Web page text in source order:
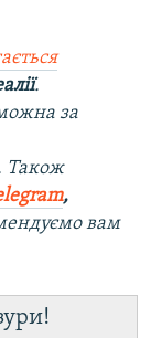
.
за
Також
,
вам